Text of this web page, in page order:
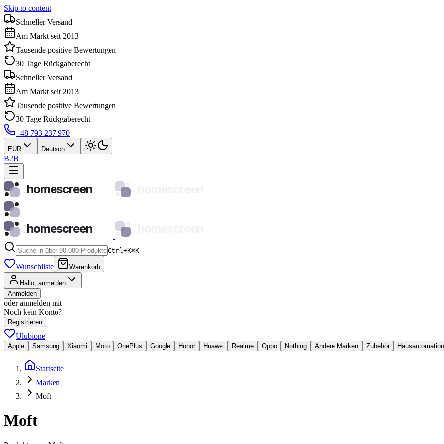
Skip to content
Schneller Versand
Am Markt seit 2013
Tausende positive Bewertungen
30 Tage Rückgaberecht
Schneller Versand
Am Markt seit 2013
Tausende positive Bewertungen
30 Tage Rückgaberecht
+48 793 237 970
EUR Deutsch
B2B
homescreen
homescreen
Ctrl+K⌘K
Wunschliste Warenkorb
Hallo, anmelden
Anmelden
oder anmelden mit
Noch kein Konto?
Registrieren
Ulubione
Apple Samsung Xiaomi Moto OnePlus Google Honor Huawei Realme Oppo Nothing Andere Marken Zubehör Hausautomation
Startseite
Marken
Moft
Moft